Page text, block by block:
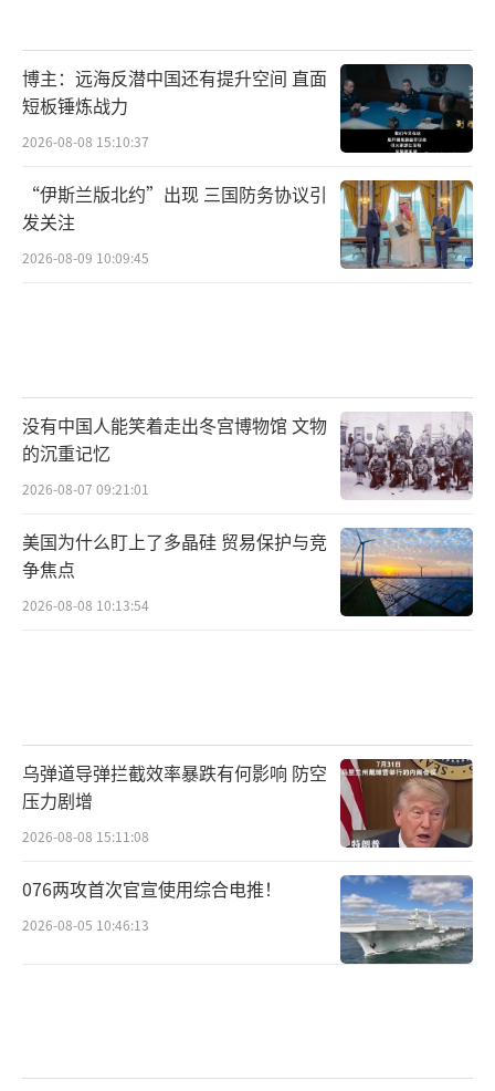
博主：远海反潜中国还有提升空间 直面
短板锤炼战力
2026-08-08 15:10:37
“伊斯兰版北约”出现 三国防务协议引
发关注
2026-08-09 10:09:45
没有中国人能笑着走出冬宫博物馆 文物
的沉重记忆
2026-08-07 09:21:01
美国为什么盯上了多晶硅 贸易保护与竞
争焦点
2026-08-08 10:13:54
乌弹道导弹拦截效率暴跌有何影响 防空
压力剧增
2026-08-08 15:11:08
076两攻首次官宣使用综合电推！
2026-08-05 10:46:13